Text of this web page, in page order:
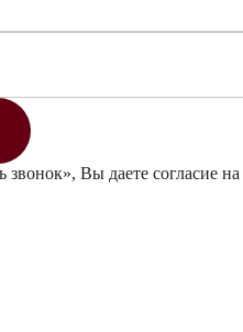
Вы даете согласие на